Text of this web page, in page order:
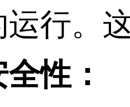
运行。
性：